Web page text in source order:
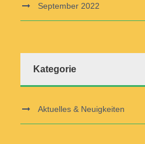
September 2022
Kategorie
Aktuelles & Neuigkeiten